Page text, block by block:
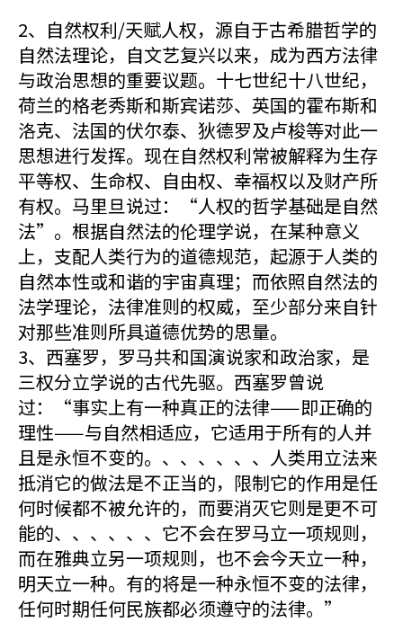
2、自然权利/天赋人权，源自于古希腊哲学的
自然法理论，自文艺复兴以来，成为西方法律
与政治思想的重要议题。十七世纪十八世纪，
荷兰的格老秀斯和斯宾诺莎、英国的霍布斯和
洛克、法国的伏尔泰、狄德罗及卢梭等对此一
思想进行发挥。现在自然权利常被解释为生存
平等权、生命权、自由权、幸福权以及财产所
有权。马里旦说过：“人权的哲学基础是自然
法”。根据自然法的伦理学说，在某种意义
上，支配人类行为的道德规范，起源于人类的
自然本性或和谐的宇宙真理；而依照自然法的
法学理论，法律准则的权威，至少部分来自针
对那些准则所具道德优势的思量。
3、西塞罗，罗马共和国演说家和政治家，是
三权分立学说的古代先驱。西塞罗曾说
过：“事实上有一种真正的法律——即正确的
理性——与自然相适应，它适用于所有的人并
且是永恒不变的。、、、、、、人类用立法来
抵消它的做法是不正当的，限制它的作用是任
何时候都不被允许的，而要消灭它则是更不可
能的、、、、、、它不会在罗马立一项规则，
而在雅典立另一项规则，也不会今天立一种，
明天立一种。有的将是一种永恒不变的法律，
任何时期任何民族都必须遵守的法律。”